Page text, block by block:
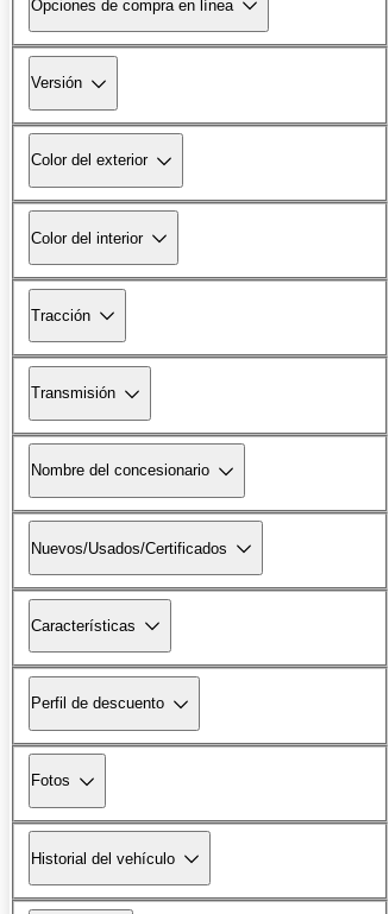
Opciones de compra en línea
Versión
Color del exterior
Color del interior
Tracción
Transmisión
Nombre del concesionario
Nuevos/Usados/Certificados
Características
Perfil de descuento
Fotos
Historial del vehículo